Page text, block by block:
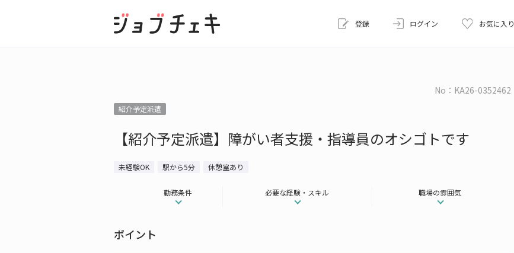
登録 ログイン お気に入り
No：KA26-0352462
紹介予定派遣
【紹介予定派遣】障がい者支援・指導員のオシゴトです
未経験OK 駅から5分 休憩室あり
勤務条件 必要な経験・スキル 職場の雰囲気
ポイント